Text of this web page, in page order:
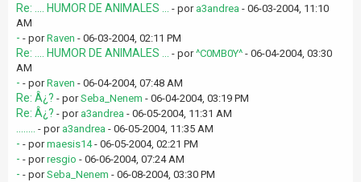
Re: .... HUMOR DE ANIMALES ... - por a3andrea - 06-03-2004, 11:10
AM
- - porRaven - 06-03-2004, 02:11 PM
Re: .... HUMOR DE ANIMALES ... - por^C0MB0Y^ - 06-04-2004, 03:30
AM
- - porRaven - 06-04-2004, 07:48 AM
Re: Â¿? - porSeba_Nenem - 06-04-2004, 03:19 PM
Re: Â¿? - por a3andrea - 06-05-2004, 11:31 AM
- por a3andrea - 06-05-2004, 11:35 AM
- - pormaesis14- 06-05-2004, 02:21 PM
- - porresgio - 06-06-2004, 07:24 AM
- - porSeba_Nenem - 06-08-2004, 03:30 PM